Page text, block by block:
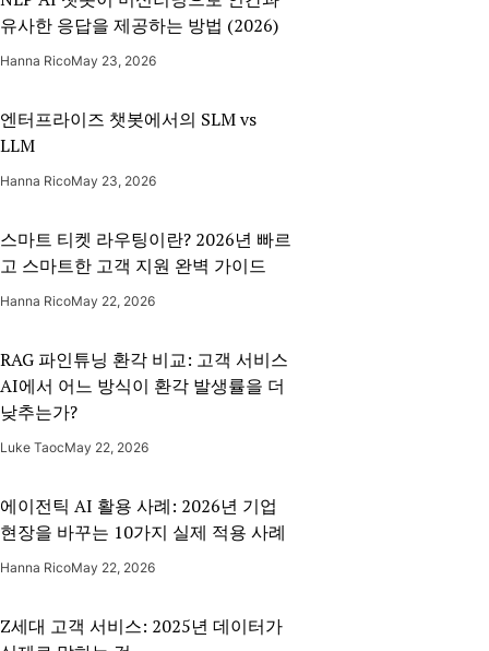
유사한 응답을 제공하는 방법 (2026)
Hanna RicoMay 23, 2026
엔터프라이즈 챗봇에서의 SLM vs
LLM
Hanna RicoMay 23, 2026
스마트 티켓 라우팅이란? 2026년 빠르
고 스마트한 고객 지원 완벽 가이드
Hanna RicoMay 22, 2026
RAG 파인튜닝 환각 비교: 고객 서비스
AI에서 어느 방식이 환각 발생률을 더
낮추는가?
Luke TaocMay 22, 2026
에이전틱 AI 활용 사례: 2026년 기업
현장을 바꾸는 10가지 실제 적용 사례
Hanna RicoMay 22, 2026
Z세대 고객 서비스: 2025년 데이터가